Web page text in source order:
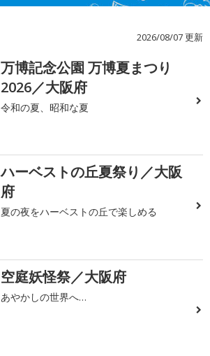
2026/08/07 更新
万博記念公園 万博夏まつり
2026／大阪府
令和の夏、昭和な夏
ハーベストの丘夏祭り／大阪
府
夏の夜をハーベストの丘で楽しめる
空庭妖怪祭／大阪府
あやかしの世界へ…